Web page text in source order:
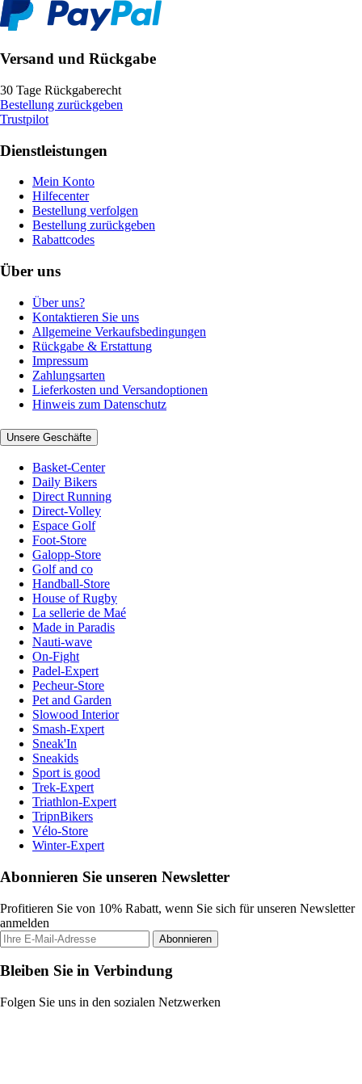
Versand und Rückgabe
30 Tage Rückgaberecht
Bestellung zurückgeben
Trustpilot
Dienstleistungen
Mein Konto
Hilfecenter
Bestellung verfolgen
Bestellung zurückgeben
Rabattcodes
Über uns
Über uns?
Kontaktieren Sie uns
Allgemeine Verkaufsbedingungen
Rückgabe & Erstattung
Impressum
Zahlungsarten
Lieferkosten und Versandoptionen
Hinweis zum Datenschutz
Unsere Geschäfte
Basket-Center
Daily Bikers
Direct Running
Direct-Volley
Espace Golf
Foot-Store
Galopp-Store
Golf and co
Handball-Store
House of Rugby
La sellerie de Maé
Made in Paradis
Nauti-wave
On-Fight
Padel-Expert
Pecheur-Store
Pet and Garden
Slowood Interior
Smash-Expert
Sneak'In
Sneakids
Sport is good
Trek-Expert
Triathlon-Expert
TripnBikers
Vélo-Store
Winter-Expert
Abonnieren Sie unseren Newsletter
Profitieren Sie von 10% Rabatt, wenn Sie sich für unseren Newsletter
anmelden
Abonnieren
Bleiben Sie in Verbindung
Folgen Sie uns in den sozialen Netzwerken